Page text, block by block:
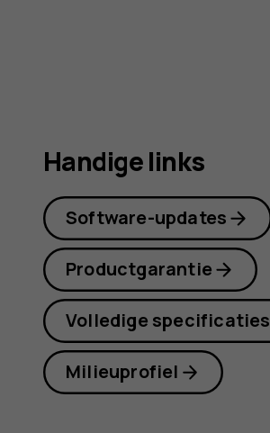
Handige links
Software-updates
Productgarantie
Volledige specificaties
Milieuprofiel